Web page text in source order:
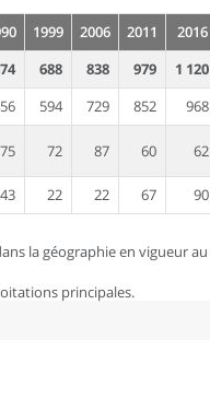
1999 2006 2011 2016
688 838 979 1 120
594 729 852 968
75 72 87 60 62
43 22 22 67 90
la géographie en vigueur au
principales.